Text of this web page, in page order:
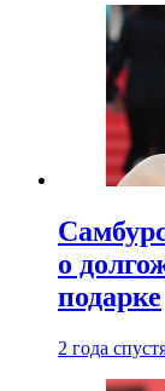
о
подарке
2 года